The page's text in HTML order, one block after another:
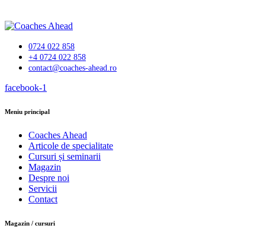
0724 022 858
+4 0724 022 858
contact@coaches-ahead.ro
facebook-1
Meniu principal
Coaches Ahead
Articole de specialitate
Cursuri și seminarii
Magazin
Despre noi
Servicii
Contact
Magazin / cursuri